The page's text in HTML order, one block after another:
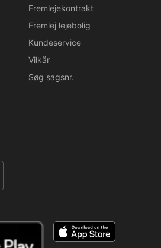
Fremlejekontrakt
Fremlej lejebolig
Kundeservice
Vilkår
Søg sagsnr.